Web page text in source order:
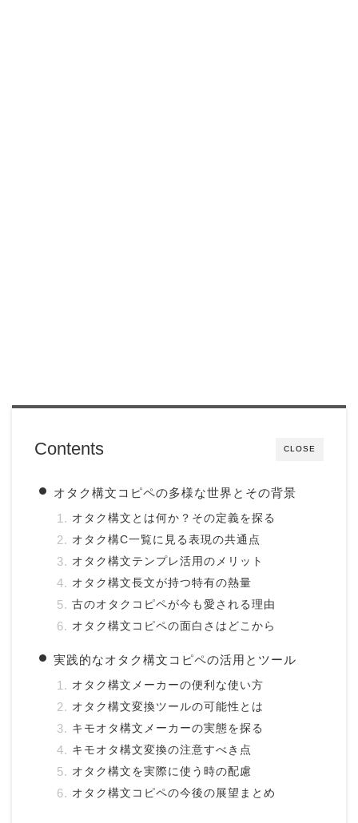
CLOSE
Contents
オタク構文コピペの多様な世界とその背景
オタク構文とは何か？その定義を探る
オタク構C一覧に見る表現の共通点
オタク構文テンプレ活用のメリット
オタク構文長文が持つ特有の熱量
古のオタクコピペが今も愛される理由
オタク構文コピペの面白さはどこから
実践的なオタク構文コピペの活用とツール
オタク構文メーカーの便利な使い方
オタク構文変換ツールの可能性とは
キモオタ構文メーカーの実態を探る
キモオタ構文変換の注意すべき点
オタク構文を実際に使う時の配慮
オタク構文コピペの今後の展望まとめ